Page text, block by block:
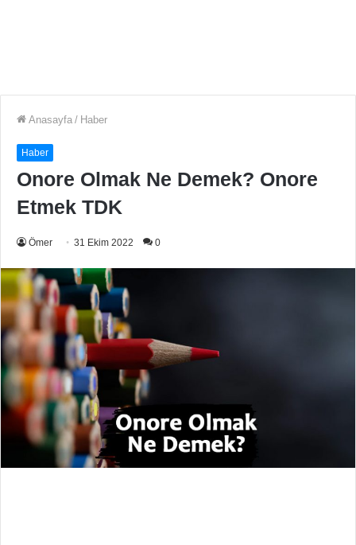
Anasayfa / Haber
Haber
Onore Olmak Ne Demek? Onore
Etmek TDK
Ömer 31 Ekim 2022 0